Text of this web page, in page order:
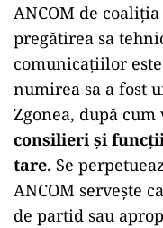
ANCOM de
pregătirea sa
comunicațiilor
numirea sa a fost
Zgonea, după cum
consilieri și
tare. Se
ANCOM servește
de partid sau